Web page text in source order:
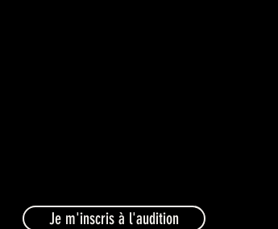
Je m'inscris à l'audition